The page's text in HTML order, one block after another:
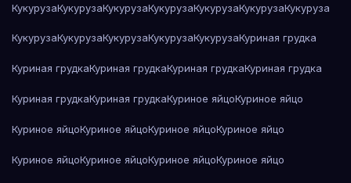
КукурузаКукурузаКукурузаКукурузаКукурузаКукурузаКукуруза
КукурузаКукурузаКукурузаКукурузаКукурузаКуриная грудка
Куриная грудкаКуриная грудкаКуриная грудкаКуриная грудка
Куриная грудкаКуриная грудкаКуриное яйцоКуриное яйцо
Куриное яйцоКуриное яйцоКуриное яйцоКуриное яйцо
Куриное яйцоКуриное яйцоКуриное яйцоКуриное яйцо